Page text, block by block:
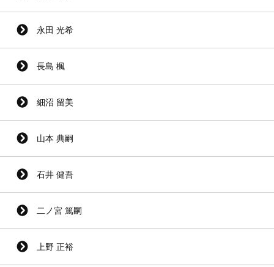
永田 光希
長島 楓
細沼 留美
山本 典嗣
石井 健吾
二ノ宮 篤嗣
上野 正裕